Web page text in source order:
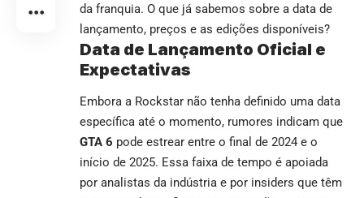
da franquia. O que já sabemos sobre a data de
lançamento, preços e as edições disponíveis?
Data de Lançamento Oficial e
Expectativas
Embora a Rockstar não tenha definido uma data
específica até o momento, rumores indicam que
GTA 6 pode estrear entre o final de 2024 e o
início de 2025. Essa faixa de tempo é apoiada
por analistas da indústria e por insiders que têm